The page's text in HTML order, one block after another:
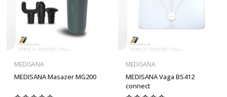
MEDISANA
MEDISANA Masazer MG200
MEDISANA
MEDISANA Vaga BS412
connect